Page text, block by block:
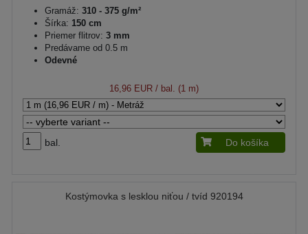
Gramáž: 310 - 375 g/m²
Šírka: 150 cm
Priemer flitrov: 3 mm
Predávame od 0.5 m
Odevné
16,96 EUR / bal. (1 m)
bal. Do košíka
Kostýmovka s lesklou niťou / tvíd 920194